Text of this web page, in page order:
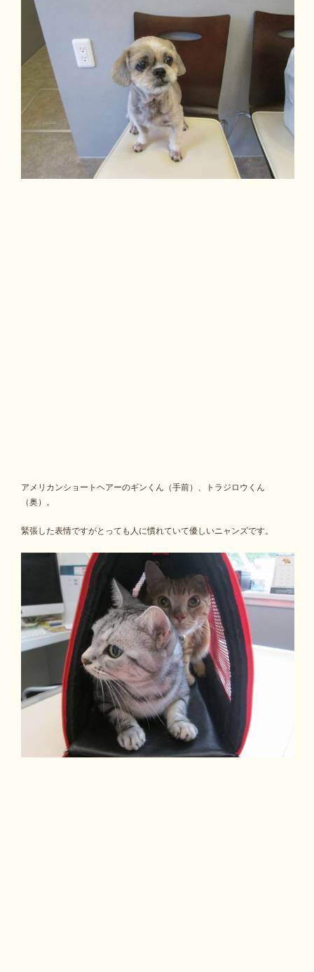
アメリカンショートヘアーのギンくん（手前）、トラジロウくん
（奥）。
緊張した表情ですがとっても人に慣れていて優しいニャンズです。